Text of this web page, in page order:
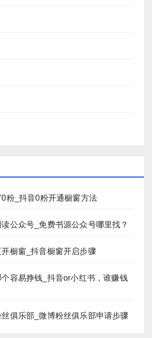
粉_抖音0粉开通橱窗方法
公众号_免费书源公众号哪里找？
橱窗_抖音橱窗开启步骤
容易挣钱_抖音or小红书，谁赚钱
俱乐部_微博粉丝俱乐部申请步骤